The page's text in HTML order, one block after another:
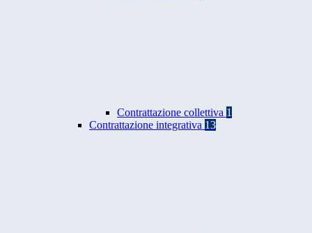
Contrattazione collettiva 1
Contrattazione integrativa 13